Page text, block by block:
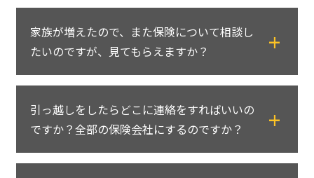
担当のコンサルタントにご連絡ください。
年齢があがられたりとご提案したプランに変
更が必要かもしれませんので、お気軽にご連
家族が増えたので、また保険について相談し
たいのですが、見てもらえますか？
はい、もちろん保険クリニックにお任せくだ
さい。
生命保険の分析をお申し込みになられた方の
引っ越しをしたらどこに連絡をすればいいの
ですか？全部の保険会社にするのですか？